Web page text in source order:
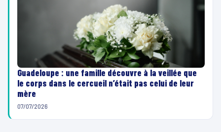
Guadeloupe : une famille découvre à la veillée que
le corps dans le cercueil n’était pas celui de leur
mère
07/07/2026